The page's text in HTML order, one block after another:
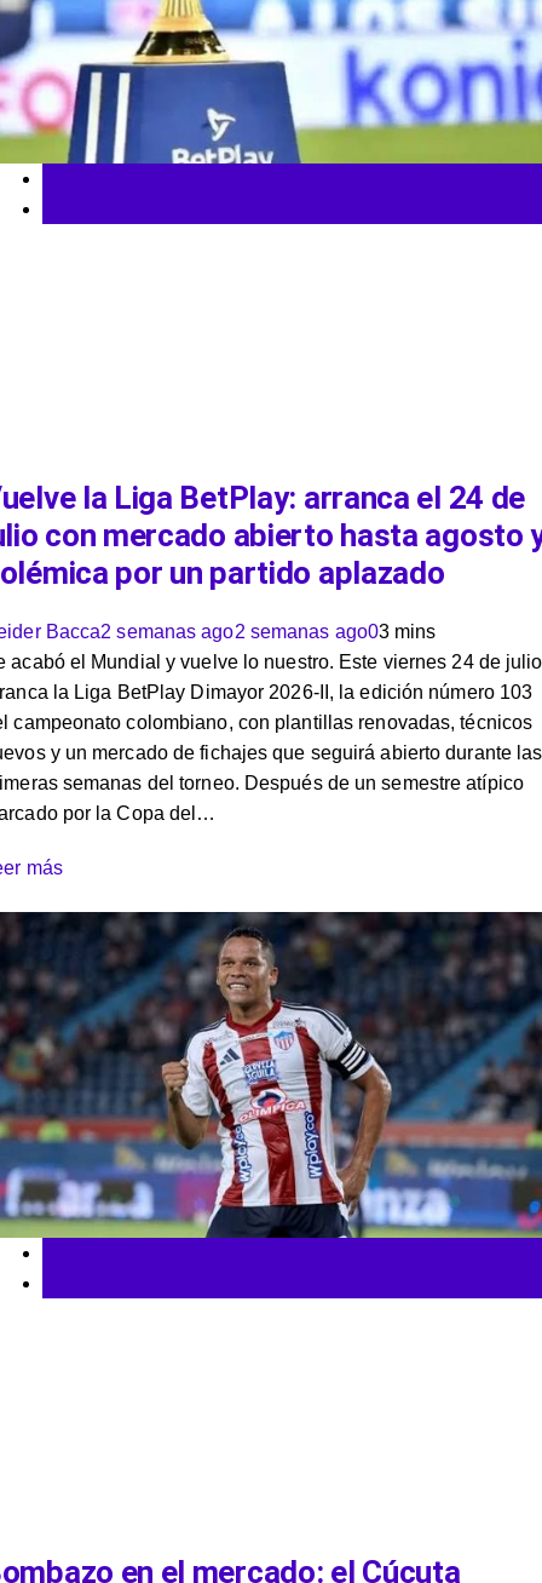
la Liga BetPlay: arranca el 24 de
con mercado abierto hasta agosto
por un partido aplazado
Bacca2 semanas ago2 semanas ago03 mins
acabó el Mundial y vuelve lo nuestro. Este viernes 24 de julio
la Liga BetPlay Dimayor 2026-II, la edición número 103
campeonato colombiano, con plantillas renovadas, técnicos
y un mercado de fichajes que seguirá abierto durante las
semanas del torneo. Después de un semestre atípico
por la Copa del…
más
en el mercado: el Cúcuta